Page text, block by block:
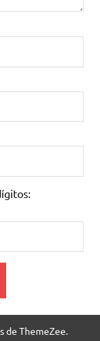
de ThemeZee.